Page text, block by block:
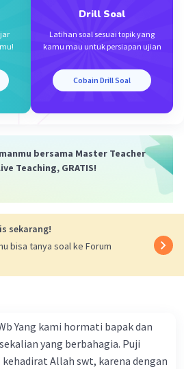
Drill Soal
Latihan soal sesuai topik yang
kamu mau untuk persiapan ujian
Cobain Drill Soal
bersama Master Teacher
Teaching, GRATIS!
sekarang!
bisa tanya soal ke Forum
Yang kami hormati bapak dan
yang berbahagia. Puji
Allah swt, karena dengan